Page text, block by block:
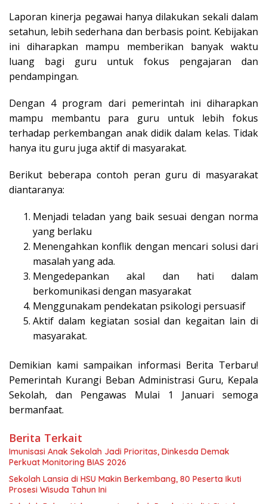
Laporan kinerja pegawai hanya dilakukan sekali dalam
setahun, lebih sederhana dan berbasis point. Kebijakan
ini diharapkan mampu memberikan banyak waktu
luang bagi guru untuk fokus pengajaran dan
pendampingan.
Dengan 4 program dari pemerintah ini diharapkan
mampu membantu para guru untuk lebih fokus
terhadap perkembangan anak didik dalam kelas. Tidak
hanya itu guru juga aktif di masyarakat.
Berikut beberapa contoh peran guru di masyarakat
diantaranya:
Menjadi teladan yang baik sesuai dengan norma
yang berlaku
Menengahkan konflik dengan mencari solusi dari
masalah yang ada.
Mengedepankan akal dan hati dalam
berkomunikasi dengan masyarakat
Menggunakam pendekatan psikologi persuasif
Aktif dalam kegiatan sosial dan kegaitan lain di
masyarakat.
Demikian kami sampaikan informasi Berita Terbaru!
Pemerintah Kurangi Beban Administrasi Guru, Kepala
Sekolah, dan Pengawas Mulai 1 Januari semoga
bermanfaat.
Berita Terkait
Imunisasi Anak Sekolah Jadi Prioritas, Dinkesda Demak
Perkuat Monitoring BIAS 2026
Sekolah Lansia di HSU Makin Berkembang, 80 Peserta Ikuti
Prosesi Wisuda Tahun Ini